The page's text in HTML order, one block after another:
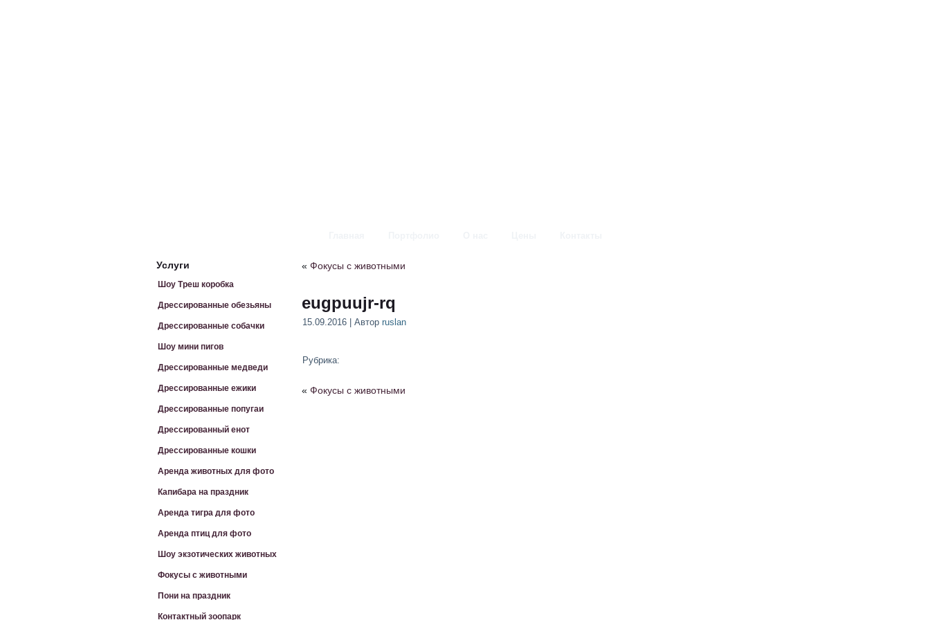
Услуги
Шоу Треш коробка
Дрессированные обезьяны
Дрессированные собачки
Шоу мини пигов
Дрессированные медведи
Дрессированные ежики
Дрессированные попугаи
Дрессированный енот
Дрессированные кошки
Аренда животных для фото
Капибара на праздник
Аренда тигра для фото
Аренда птиц для фото
Шоу экзотических животных
Фокусы с животными
Пони на праздник
Контактный зоопарк
« Фокусы с животными
eugpuujr-rq
15.09.2016 | Автор ruslan
Рубрика:
« Фокусы с животными